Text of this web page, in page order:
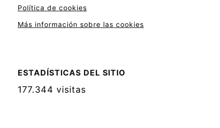
Política de cookies
Más información sobre las cookies
ESTADÍSTICAS DEL SITIO
177.344 visitas